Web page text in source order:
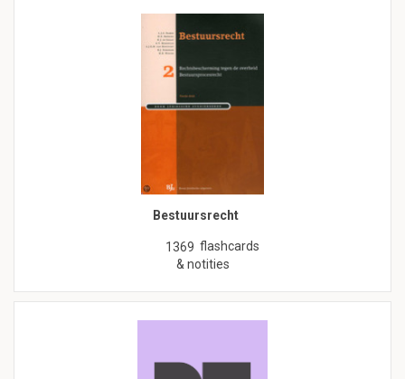
Bestuursrecht
1369 flashcards
& notities